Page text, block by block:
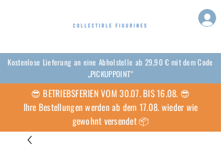
Kostenlose Lieferung an eine Abholstelle ab 29,90 € mit dem Code
„PICKUPPOINT“
😎 BETRIEBSFERIEN VOM 30.07. BIS 16.08. 😎
Ihre Bestellungen werden ab dem 17.08. wieder wie
gewohnt versendet 📦